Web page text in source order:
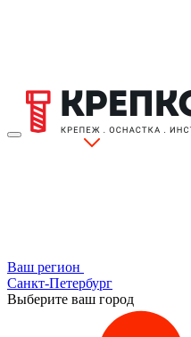
Ваш регион
Санкт-Петербург
Выберите ваш город